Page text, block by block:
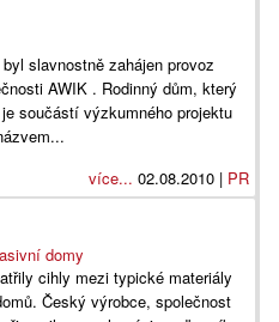
slavnostně zahájen provoz
AWIK . Rodinný dům, který
součástí výzkumného projektu
více... 02.08.2010 | PR
domy
cihly mezi typické materiály
Český výrobce, společnost